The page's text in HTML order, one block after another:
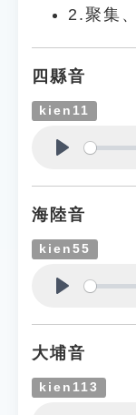
2.聚集
四縣音
kien11
海陸音
kien55
大埔音
kien113